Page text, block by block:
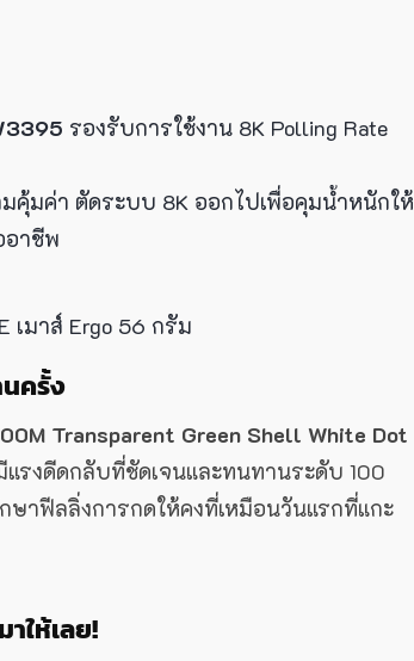
รองรับการใช้งาน 8K Polling Rate
มคุ้มค่า ตัดระบบ 8K ออกไปเพื่อคุมน้ำหนักให้
อาชีพ
ครั้ง
Transparent Green Shell White Dot
รงดีดกลับที่ชัดเจนและทนทานระดับ 100
ษาฟีลลิ่งการกดให้คงที่เหมือนวันแรกที่แกะ
ให้เลย!